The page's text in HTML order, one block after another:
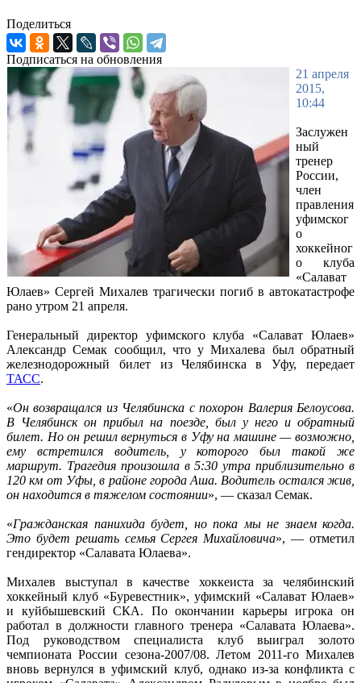
Поделиться
Подписаться на обновления
21 апреля
2015,
10:44
Заслужен
ный
тренер
России,
член
правления
уфимског
о
хоккейног
о клуба
«Салават
Юлаев» Сергей Михалев трагически погиб в автокатастрофе
рано утром 21 апреля.
Генеральный директор уфимского клуба «Салават Юлаев»
Александр Семак сообщил, что у Михалева был обратный
железнодорожный билет из Челябинска в Уфу, передает
ТАСС.
«Он возвращался из Челябинска с похорон Валерия Белоусова.
В Челябинск он прибыл на поезде, был у него и обратный
билет. Но он решил вернуться в Уфу на машине — возможно,
ему встретился водитель, у которого был такой же
маршрут. Трагедия произошла в 5:30 утра приблизительно в
120 км от Уфы, в районе города Аша. Водитель остался жив,
он находится в тяжелом состоянии», — сказал Семак.
«Гражданская панихида будет, но пока мы не знаем когда.
Это будет решать семья Сергея Михайловича», — отметил
гендиректор «Салавата Юлаева».
Михалев выступал в качестве хоккеиста за челябинский
хоккейный клуб «Буревестник», уфимский «Салават Юлаев»
и куйбышевский СКА. По окончании карьеры игрока он
работал в должности главного тренера «Салавата Юлаева».
Под руководством специалиста клуб выиграл золото
чемпионата России сезона-2007/08. Летом 2011-го Михалев
вновь вернулся в уфимский клуб, однако из-за конфликта с